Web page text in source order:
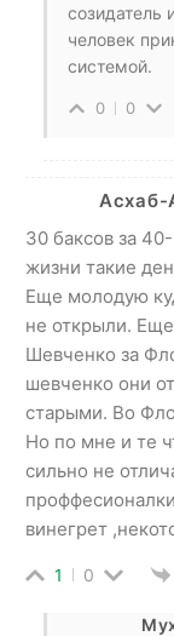
созидатель
человек
системой.
0 0
Асхаб-
30 баксов за
жизни такие
Еще молодую
не открыли.
Шевченко за
шевченко они
старыми. Во
Но по мне и те
сильно не
винегрет
1 0